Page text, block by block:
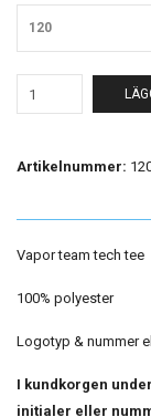
120
Artikelnummer:
Vapor team tech tee
100% polyester
Logotyp & nummer
I kundkorgen
initialer eller